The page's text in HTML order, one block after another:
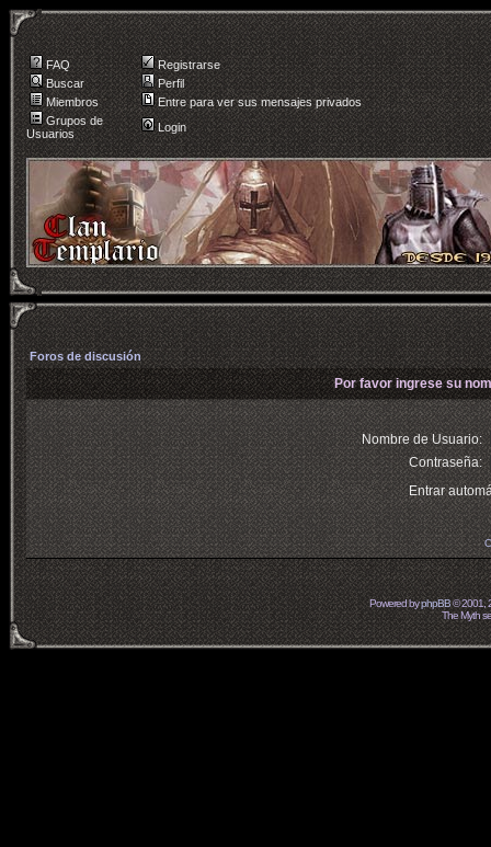
FAQ
Registrarse
Buscar
Perfil
Miembros
Entre para ver sus mensajes privados
Grupos de
Usuarios
Login
Foros de discusión
Por favor ingrese su
Nombre de Usuario:
Contraseña:
Entrar
Powered byphpBB© 2001,
The Myth